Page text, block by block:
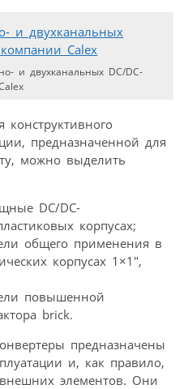
и двухканальных DC/DC-
предназначенной для
можно выделить
DC/DC-
корпусах;
общего применения в
корпусах 1×1″,
повышенной
brick.
предназначены
и, как правило,
элементов. Они